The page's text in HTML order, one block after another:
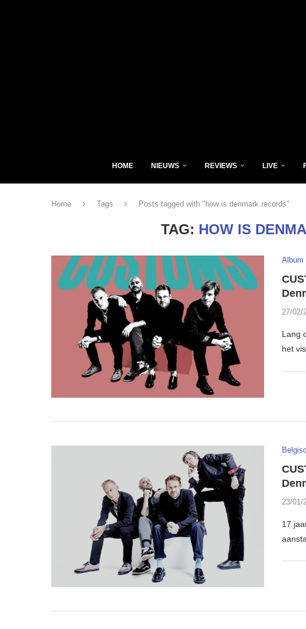
HOME NIEUWS REVIEWS LIVE
Home Tags Posts tagged with "how is denmark records"
TAG: HOW IS
Album
27/02/
Lang
het
23/01/
17